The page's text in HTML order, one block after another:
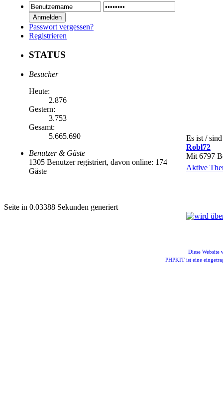
Passwort vergessen?
Registrieren
STATUS
Besucher
Heute:
2.876
Gestern:
3.753
Gesamt:
5.665.690
Benutzer & Gäste
1305 Benutzer registriert, davon online: 174
Gäste
Es ist /
Robl72
Mit 6797
Aktive
Seite in 0.03388 Sekunden generiert
Diese Website
PHPKIT ist eine